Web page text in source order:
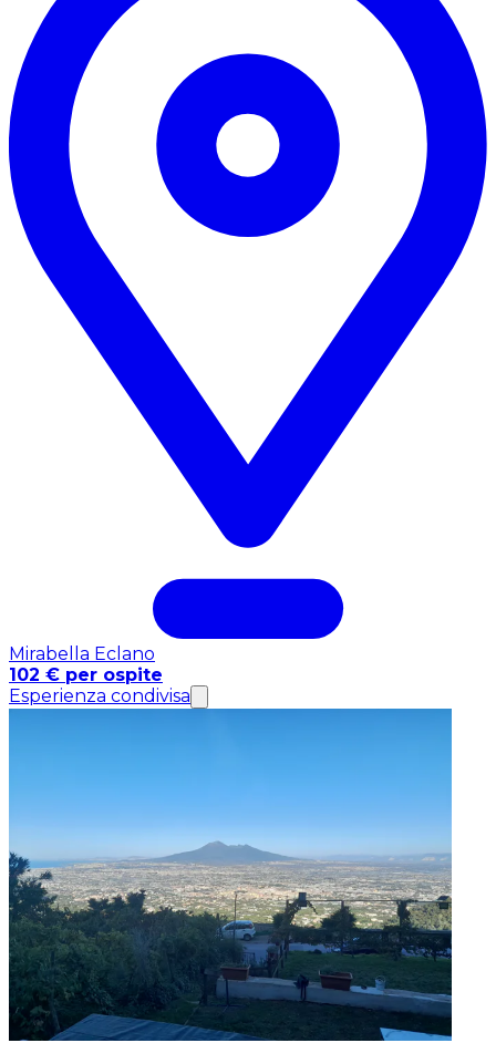
Mirabella Eclano
102 € per ospite
Esperienza condivisa